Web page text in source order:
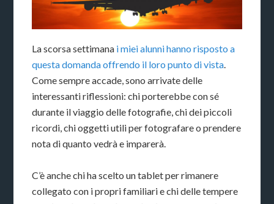
La scorsa settimana i miei alunni hanno risposto a
questa domanda offrendo il loro punto di vista
Come sempre accade, sono arrivate delle
interessanti riflessioni: chi porterebbe con sé
durante il viaggio delle fotografie, chi dei piccoli
ricordi, chi oggetti utili per fotografare o prendere
nota di quanto vedrà e imparerà.
C’è anche chi ha scelto un tablet per rimanere
collegato con i propri familiari e chi delle tempere